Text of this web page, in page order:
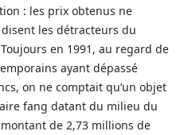
: les prix obtenus ne
les détracteurs du
en 1991, au regard de
ayant dépassé
on ne comptait qu’un objet
fang datant du milieu du
de 2,73 millions de